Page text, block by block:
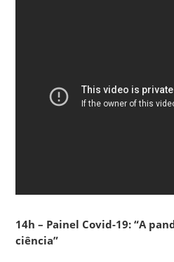
14h – Painel Covid-19: “A
ciência”